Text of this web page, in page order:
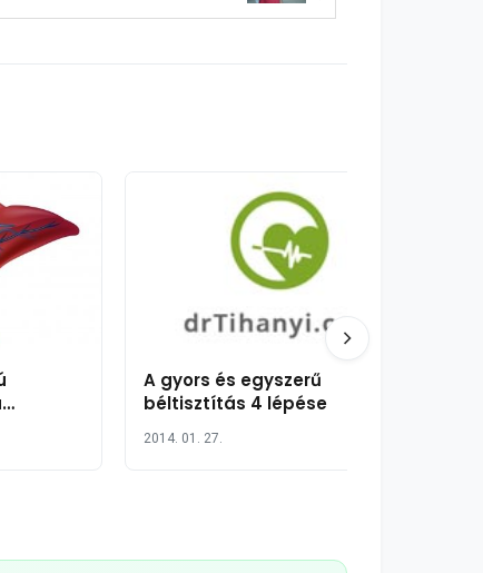
A gyors és egyszerű
béltisztítás 4 lépése
2014. 01. 27.